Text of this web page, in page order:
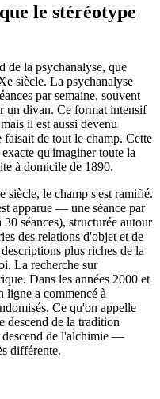
le stéréotype
de la psychanalyse, que
siècle. La psychanalyse
par semaine, souvent
un divan. Ce format intensif
il est aussi devenu
de tout le champ. Cette
qu'imaginer toute la
à domicile de 1890.
siècle, le champ s'est ramifié.
apparue — une séance par
séances), structurée autour
des relations d'objet et de
plus riches de la
La recherche sur
Dans les années 2000 et
ligne a commencé à
Ce qu'on appelle
descend de la tradition
descend de l'alchimie —
différente.